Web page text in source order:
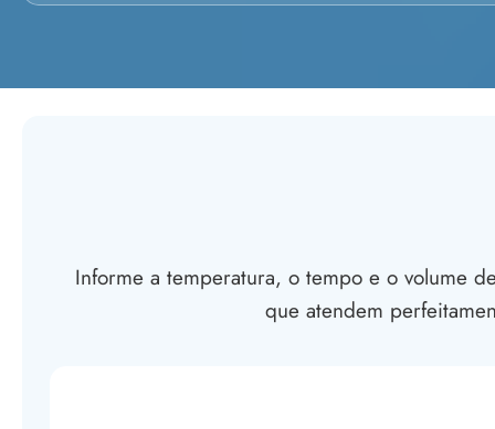
Informe a temperatura, o tempo e o volume
que atendem